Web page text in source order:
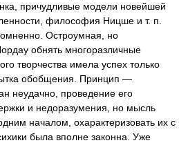
причудливые модели новейшей
философия Ницше и т. п.
Остроумная, но
обнять многоразличные
творчества имела успех только
обобщения. Принцип —
неудачно, проведение его
и недоразумения, но мысль
началом, охарактеризовать их с
была вполне законна. Уже